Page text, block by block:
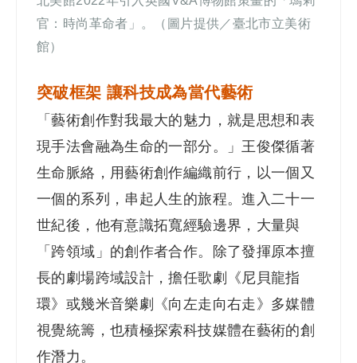
官：時尚革命者」。（圖片提供／臺北市立美術
館）
突破框架 讓科技成為當代藝術
「藝術創作對我最大的魅力，就是思想和表
現手法會融為生命的一部分。」王俊傑循著
生命脈絡，用藝術創作編織前行，以一個又
一個的系列，串起人生的旅程。進入二十一
世紀後，他有意識拓寬經驗邊界，大量與
「跨領域」的創作者合作。除了發揮原本擅
長的劇場跨域設計，擔任歌劇《尼貝龍指
環》或幾米音樂劇《向左走向右走》多媒體
視覺統籌，也積極探索科技媒體在藝術的創
作潛力。